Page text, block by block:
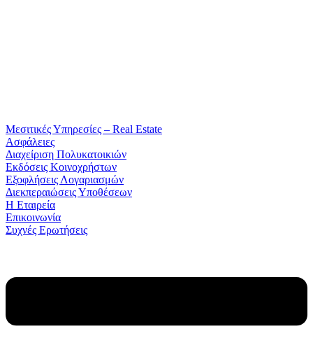
Μεσιτικές Υπηρεσίες – Real Estate
Ασφάλειες
Διαχείριση Πολυκατοικιών
Εκδόσεις Κοινοχρήστων
Εξοφλήσεις Λογαριασμών
Διεκπεραιώσεις Υποθέσεων
Η Εταιρεία
Επικοινωνία
Συχνές Ερωτήσεις